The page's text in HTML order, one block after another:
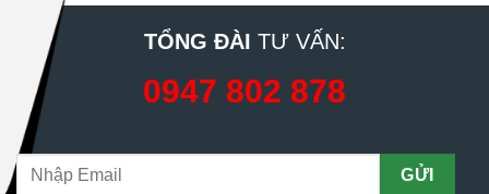
TỔNG ĐÀI TƯ VẤN:
0947 802 878